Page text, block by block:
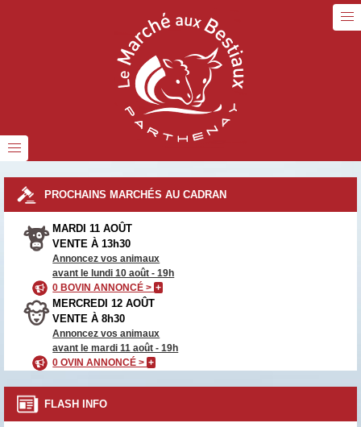
PROCHAINS MARCHÉS AU CADRAN
MARDI 11 AOÛT
VENTE À 13h30
Annoncez vos animaux
avant le lundi 10 août - 19h
0 BOVIN ANNONCÉ >+
MERCREDI 12 AOÛT
VENTE À 8h30
Annoncez vos animaux
avant le mardi 11 août - 19h
0 OVIN ANNONCÉ >+
FLASH INFO